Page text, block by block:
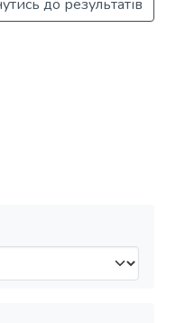
до результатів